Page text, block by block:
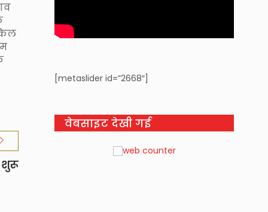
शुरू
[metaslider id=”2668″]
वेबसाइट देखी गई